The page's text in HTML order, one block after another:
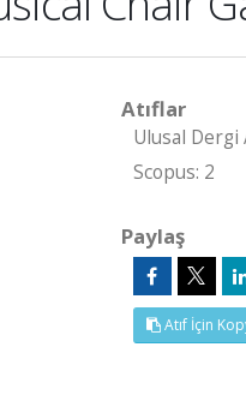
Atıflar
Ulusal Dergi
Scopus: 2
Paylaş
Atıf İçin